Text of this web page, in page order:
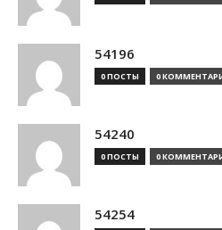
54196
0 ПОСТЫ 0
54240
0 ПОСТЫ 0
54254